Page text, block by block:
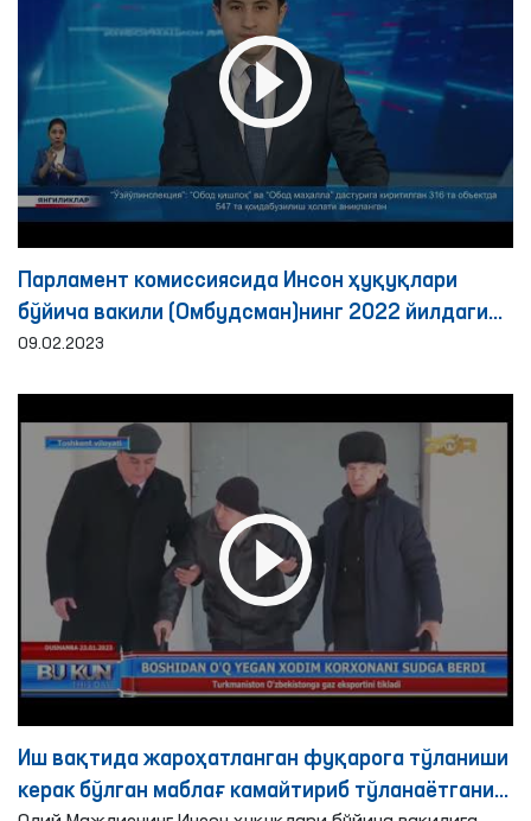
Парламент комиссиясида Инсон ҳуқуқлари
бўйича вакили (Омбудсман)нинг 2022 йилдаги
фаолияти бўйича ахбороти эшитилди
09.02.2023
Иш вақтида жароҳатланган фуқарога тўланиши
керак бўлган маблағ камайтириб тўланаётгани